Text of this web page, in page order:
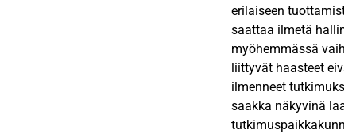
erilaiseen
saattaa ilmetä
myöhemmässä
liittyvät haasteet
ilmenneet
saakka näkyvinä